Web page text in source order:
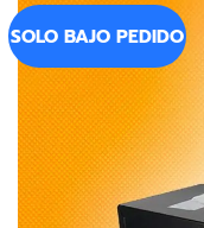
SOLO BAJO PEDIDO